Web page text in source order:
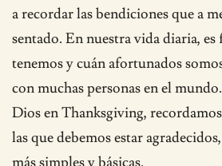
a recordar las bendiciones que a
sentado. En nuestra vida diaria,
tenemos y cuán afortunados
con muchas personas en el
Dios en Thanksgiving,
las que debemos estar